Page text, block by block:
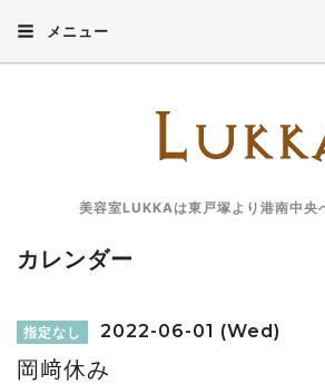
メニュー
美容室LUKKAは東戸塚より港南中央
カレンダー
指定なし 2022-06-01 (Wed)
岡﨑休み